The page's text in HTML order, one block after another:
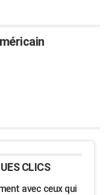
CLICS
avec ceux qui